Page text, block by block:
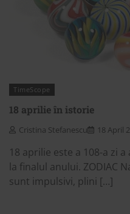
TimeScope
18 aprilie în istorie
Cristina Stefanescu 18 April
18 aprilie este a 108-a zi
la finalul anului. ZODIAC
sunt impulsivi, plini […]